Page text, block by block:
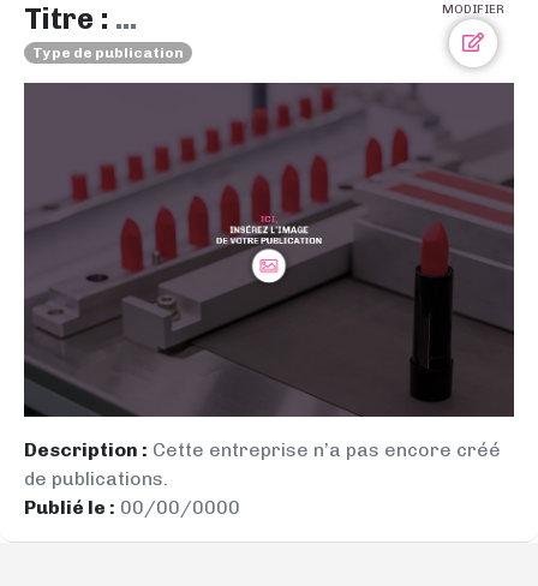
MODIFIER
Titre : ...
Type de publication
Description : Cette entreprise n’a pas encore créé
de publications.
Publié le : 00/00/0000